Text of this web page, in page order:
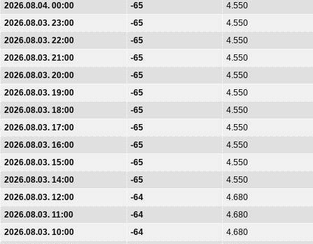
2026.08.04. 00:00
-65
4.550
2026.08.03. 23:00
-65
4.550
2026.08.03. 22:00
-65
4.550
2026.08.03. 21:00
-65
4.550
2026.08.03. 20:00
-65
4.550
2026.08.03. 19:00
-65
4.550
2026.08.03. 18:00
-65
4.550
2026.08.03. 17:00
-65
4.550
2026.08.03. 16:00
-65
4.550
2026.08.03. 15:00
-65
4.550
2026.08.03. 14:00
-65
4.550
2026.08.03. 12:00
-64
4.680
2026.08.03. 11:00
-64
4.680
2026.08.03. 10:00
-64
4.680